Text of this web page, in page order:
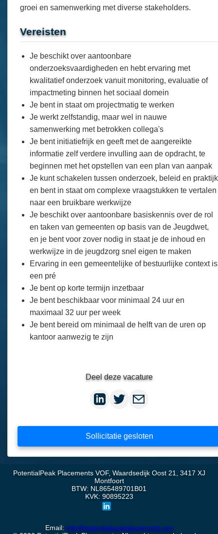
groei en samenwerking met diverse stakeholders.
Vereisten
Je beschikt over aantoonbare
onderzoeksvaardigheden en hebt ervaring met
kwalitatief onderzoek vanuit monitoring, evaluatie of
impactmeting binnen het sociaal domein
Je bent in staat om projectmatig te werken
Je werkt zelfstandig, maar wel in nauwe
samenwerking met betrokken collega's
Je bent initiatiefrijk en geeft met de aangereikte
informatie zelf verdere invulling aan de opdracht, te
beginnen met het opstellen van een plan van aanpak
Je kunt schakelen tussen onderzoek, beleid en praktijk
en bent in staat om complexe vraagstukken te vertalen
naar een bruikbare werkwijze
Je beschikt over aantoonbare basiskennis over de rol
en taken van gemeenten op basis van de Jeugdwet,
en je bent voor zover nodig in staat je de inhoud en
werkwijze in de jeugdzorg snel eigen te maken
Ervaring in een gemeentelijke of bestuurlijke context is
een pré
Je bent op korte termijn inzetbaar
Je bent beschikbaar voor minimaal 24 uur en
maximaal 32 uur per week
Je bent bereid om minimaal de helft van de uren op
kantoor aanwezig te zijn
Deel deze vacature
Sollicitatie gesloten
PotentialPeak Placements VOF, Waardsedijk Oost 21, 3417 XJ
Montfoort
BTW: NL865489701B01
KVK: 90895223
Email: info@potentialpeakplacements.org